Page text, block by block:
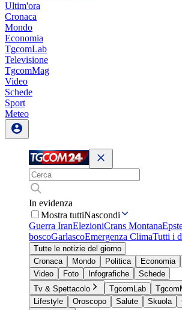
Ultim'ora
Cronaca
Mondo
Economia
TgcomLab
Televisione
TgcomMag
Video
Schede
Sport
Meteo
In evidenza
Mostra tuttiNascondi
Guerra IranElezioniCrans Montana
boscoGarlascoEmergenza ClimaTutti i
Tutte le notizie del giorno
Cronaca
Mondo Politica Economia
Video
Foto Infografiche
Schede
Tv & Spettacolo
TgcomLab
Lifestyle
Oroscopo Salute Skuola